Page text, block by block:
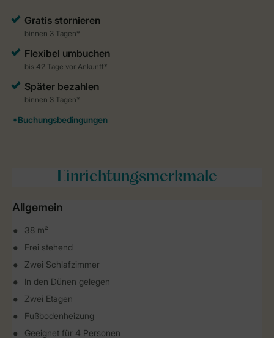
Einrichtungsmerkmale
Allgemein
38 m²
Frei stehend
Zwei Schlafzimmer
In den Dünen gelegen
Zwei Etagen
Fußbodenheizung
Geeignet für 4 Personen